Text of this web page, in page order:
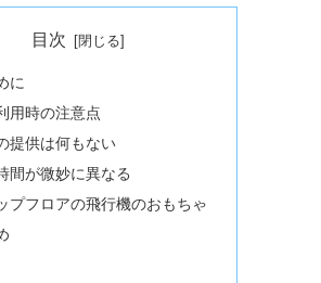
目次
に
用時の注意点
提供は何もない
間が微妙に異なる
プフロアの飛行機のおもちゃ